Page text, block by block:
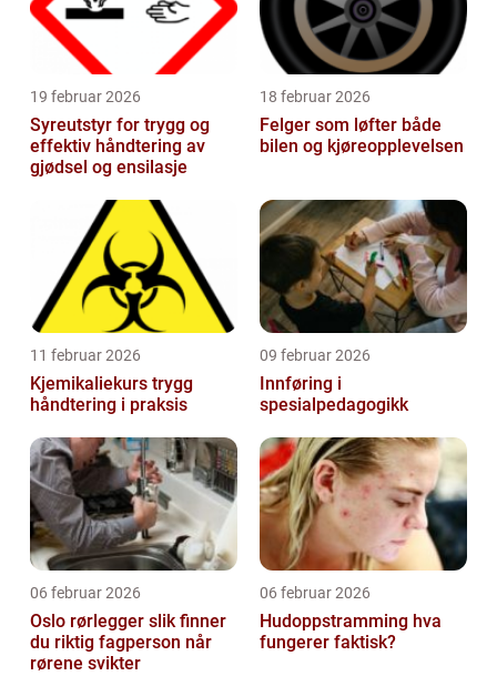
19 februar 2026
Syreutstyr for trygg og
effektiv håndtering av
gjødsel og ensilasje
18 februar 2026
Felger som løfter både
bilen og kjøreopplevelsen
11 februar 2026
Kjemikaliekurs trygg
håndtering i praksis
09 februar 2026
Innføring i
spesialpedagogikk
06 februar 2026
Oslo rørlegger slik finner
du riktig fagperson når
rørene svikter
06 februar 2026
Hudoppstramming hva
fungerer faktisk?